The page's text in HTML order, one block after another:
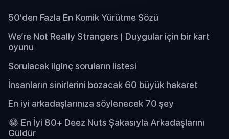
50'den Fazla En Komik Yürütme Sözü
We’re Not Really Strangers | Duygular için bir kart
oyunu
Sorulacak ilginç soruların listesi
İnsanların sinirlerini bozacak 60 büyük hakaret
En iyi arkadaşlarınıza söylenecek 70 şey
😂 En İyi 80+ Deez Nuts Şakasıyla Arkadaşlarını
Güldür